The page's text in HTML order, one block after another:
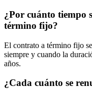
¿Por cuánto tiempo
término fijo?
El contrato a término fijo
siempre y cuando la
años.
¿Cada cuánto se